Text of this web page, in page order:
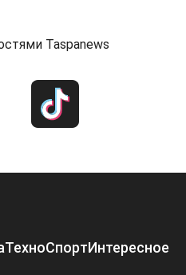
Taspanews
ТехноСпортИнтересное